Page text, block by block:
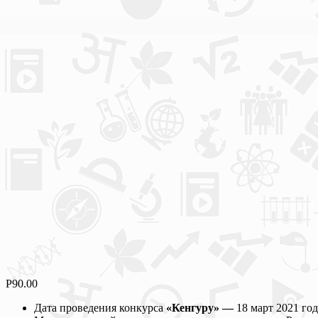
Р90.00
Дата проведения конкурса «Кенгуру» —18 март 2021